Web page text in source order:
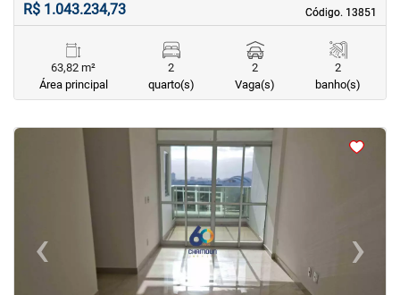
Código. 13851
Código. 13851
R$ 1.043.234,73
63,82 m²
Área principal
2
quarto(s)
2
Vaga(s)
2
banho(s)
<
‹Previous ›Next